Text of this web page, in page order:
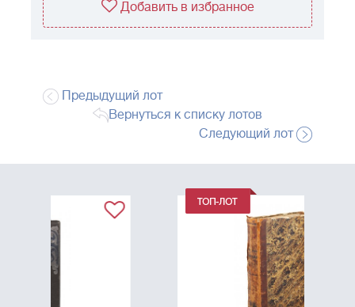
Добавить в избранное
Предыдущий лот
Вернуться к списку лотов
Следующий лот